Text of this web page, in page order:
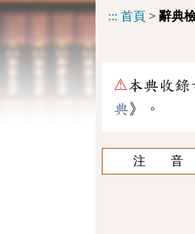
::: 首頁 > 辭典
⚠本典收錄
典》。
注 音